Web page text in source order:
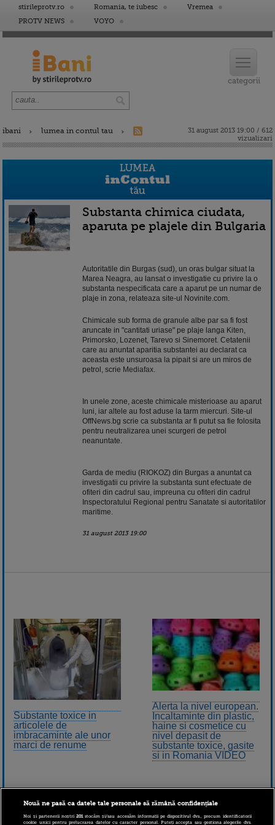
stirileprotv.ro Romania, te iubesc
Vremea
PROTV NEWS
VOYO
ibani lumea in contul tau
31 august 2013 19:00 / 612
vizualizari
Substanta chimica ciudata,
aparuta pe plajele din Bulgaria
Autoritatile din Burgas (sud), un oras bulgar situat la
Marea Neagra, au lansat o investigatie cu privire la o
substanta nespecificata care a aparut pe un numar de
plaje in zona, relateaza site-ul Novinite.com.
Chimicale sub forma de granule albe par sa fi fost
aruncate in "cantitati uriase" pe plaje langa Kiten,
Primorsko, Lozenet, Tarevo si Sinemoret. Cetatenii
care au anuntat aparitia substantei au declarat ca
aceasta este unsuroasa la pipait si are un miros de
petrol, scrie Mediafax
In unele zone, aceste chimicale misterioase au aparut
luni, iar altele au fost aduse la tarm miercuri. Site-ul
OffNews.bg scrie ca substanta ar fi putut sa fie folosita
pentru neutralizarea unei scurgeri de petrol
neanuntate.
Garda de mediu (RIOKOZ) din Burgas a anuntat ca
investigatii cu privire la substanta sunt efectuate de
ofiteri din cadrul sau, impreuna cu ofiteri din cadrul
Inspectoratului Regional pentru Sanatate si autoritatilor
maritime.
31 august 2013 19:00
Substante toxice in
articolele de
imbracaminte ale unor
marci de renume
Alerta la nivel european.
Incaltaminte din plastic,
haine si cosmetice cu
nivel depasit de
substante toxice, gasite
si in Romania VIDEO
Nouă ne pasă ca datele tale personale să rămână confidențiale
Noi și partenerii noștri201stocăm și/sau accesăm informații pe dispozitivul dvs., precum identificatorii
cookie unici pentru prelucrarea datelor cu caracter personal. Puteți accepta sau gestiona alegerile dvs.